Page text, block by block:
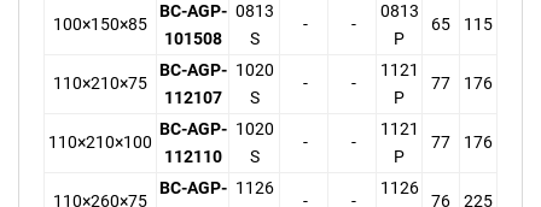
100×150×85
BC-AGP-
101508
0813
S
- -
0813
P
65 115
110×210×75
BC-AGP-
112107
1020
S
- -
1121
P
77 176
110×210×100
BC-AGP-
112110
1020
S
- -
1121
P
77 176
110×260×75
BC-AGP- 1126
- -
1126
76 225